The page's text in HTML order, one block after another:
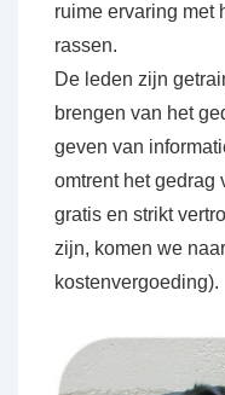
ruime ervaring met
rassen.
De leden zijn
brengen van het
geven van
omtrent het gedrag
gratis en strikt
zijn, komen we
kostenvergoeding).